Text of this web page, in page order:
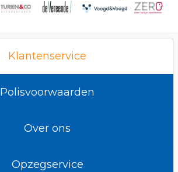
Klantenservice
Polisvoorwaarden
Over ons
Opzegservice